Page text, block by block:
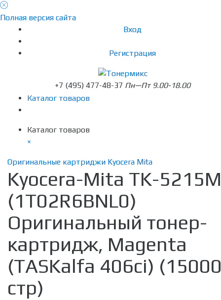
Полная версия сайта
Вход
Регистрация
+7 (495) 477-48-37 Пн—Пт 9.00-18.00
Каталог товаров
Каталог товаров
×
Оригинальные картриджи Kyocera Mita
Kyocera-Mita TK-5215M
(1T02R6BNL0)
Оригинальный тонер-
картридж, Magenta
(TASKalfa 406ci)
стр)